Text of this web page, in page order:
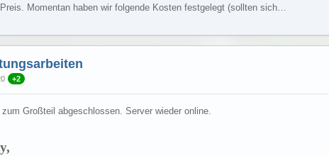
Momentan haben wir folgende Kosten festgelegt (sollten sich…
+2
Großteil abgeschlossen. Server wieder online.